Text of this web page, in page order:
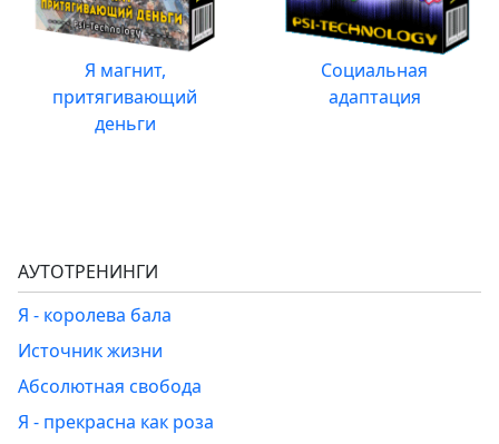
Я магнит,
притягивающий
деньги
Социальная
адаптация
АУТОТРЕНИНГИ
Я - королева бала
Источник жизни
Абсолютная свобода
Я - прекрасна как роза